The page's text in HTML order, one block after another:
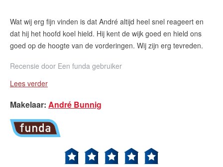
Wat wij erg fijn vinden is dat André altijd heel snel reageert en
dat hij het hoofd koel hield. Hij kent de wijk goed en hield ons
goed op de hoogte van de vorderingen. Wij zijn erg tevreden.
Recensie door Een funda gebruiker
Lees verder
Makelaar: André Bunnig